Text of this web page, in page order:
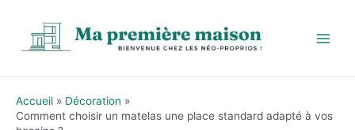
contenu
Accueil
Décoration
Comment choisir un matelas une place standard adapté à vos